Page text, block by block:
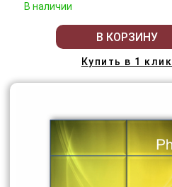
В наличии
В КОРЗИНУ
Купить в 1 клик